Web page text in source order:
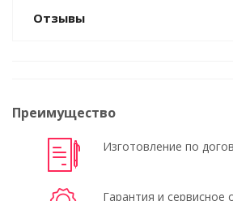
Отзывы
Преимущество
Изготовление по
Гарантия и сервисное